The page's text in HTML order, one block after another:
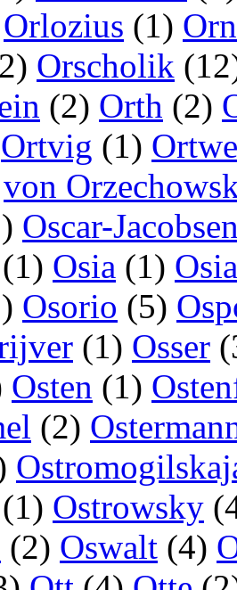
Orlozius (1)
Orscholik
(2) Orth (2)
Ortvig (1)
von
Oscar-
(1) Osia (1)
Osorio (5)
(1) Osser
Osten (1)
(2)
(1) Ostrowsky
(2) Oswalt (4)